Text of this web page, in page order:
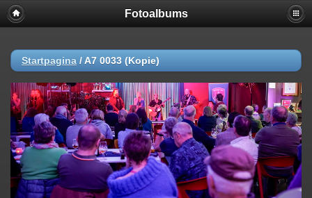
Fotoalbums
Startpagina / A7 0033 (Kopie)